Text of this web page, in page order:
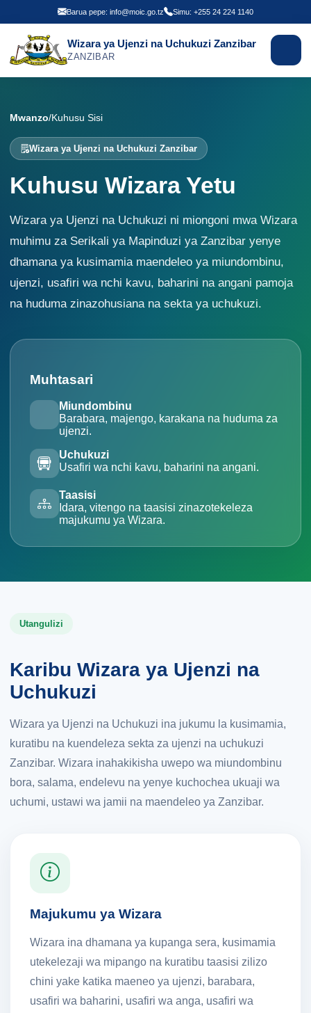
Barua pepe: info@moic.go.tz Simu: +255 24 224 1140
Wizara ya Ujenzi na Uchukuzi Zanzibar
ZANZIBAR
Mwanzo/Kuhusu Sisi
Wizara ya Ujenzi na Uchukuzi Zanzibar
Kuhusu Wizara Yetu
Wizara ya Ujenzi na Uchukuzi ni miongoni mwa Wizara
muhimu za Serikali ya Mapinduzi ya Zanzibar yenye
dhamana ya kusimamia maendeleo ya miundombinu,
ujenzi, usafiri wa nchi kavu, baharini na angani pamoja
na huduma zinazohusiana na sekta ya uchukuzi.
Muhtasari
Miundombinu
Barabara, majengo, karakana na huduma za
ujenzi.
Uchukuzi
Usafiri wa nchi kavu, baharini na angani.
Taasisi
Idara, vitengo na taasisi zinazotekeleza
majukumu ya Wizara.
Utangulizi
Karibu Wizara ya Ujenzi na
Uchukuzi
Wizara ya Ujenzi na Uchukuzi ina jukumu la kusimamia,
kuratibu na kuendeleza sekta za ujenzi na uchukuzi
Zanzibar. Wizara inahakikisha uwepo wa miundombinu
bora, salama, endelevu na yenye kuchochea ukuaji wa
uchumi, ustawi wa jamii na maendeleo ya Zanzibar.
Majukumu ya Wizara
Wizara ina dhamana ya kupanga sera, kusimamia
utekelezaji wa mipango na kuratibu taasisi zilizo
chini yake katika maeneo ya ujenzi, barabara,
usafiri wa baharini, usafiri wa anga, usafiri wa